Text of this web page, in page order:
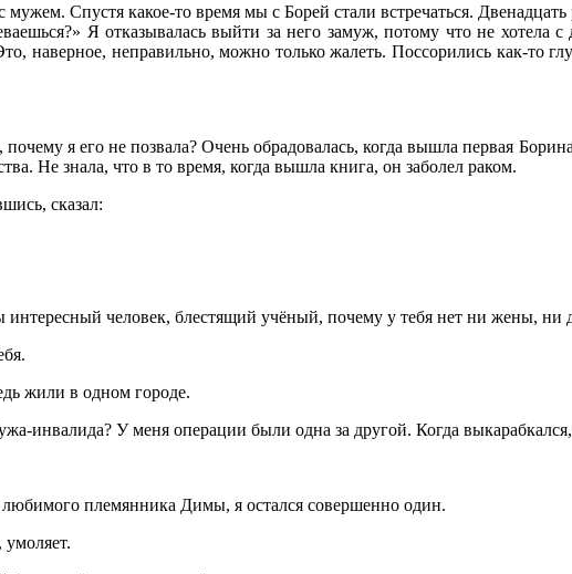
Спустя какое-то время мы с Борей стали встречаться.
Я отказывалась выйти за него замуж, потому что не хотела
наверное, неправильно, можно только жалеть. Поссорились как-то
я его не позвала? Очень обрадовалась, когда вышла первая
Не знала, что в то время, когда вышла книга, он заболел раком.
сказал:
человек, блестящий учёный, почему у тебя нет ни жены, ни
жили в одном городе.
инвалида? У меня операции были одна за другой. Когда
племянника Димы, я остался совершенно один.